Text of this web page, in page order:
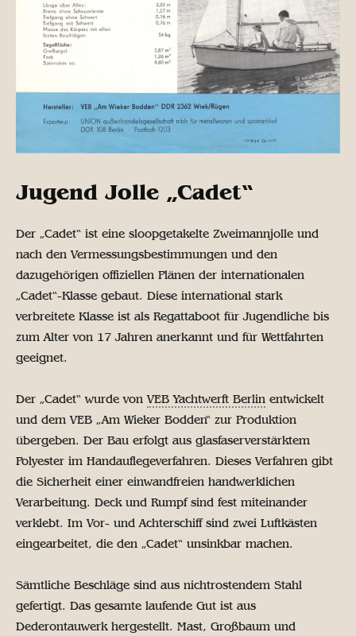
Jugend Jolle „Cadet“
Der „Cadet“ ist eine sloopgetakelte Zweimannjolle und
nach den Vermessungsbestimmungen und den
dazugehörigen offiziellen Plänen der internationalen
„Cadet“-Klasse gebaut. Diese international stark
verbreitete Klasse ist als Regattaboot für Jugendliche bis
zum Alter von 17 Jahren anerkannt und für Wettfahrten
geeignet.
Der „Cadet“ wurde vonVEB Yachtwerft Berlin entwickelt
und dem VEB „Am Wieker Bodden“ zur Produktion
übergeben. Der Bau erfolgt aus glasfaserverstärktem
Polyester im Handauflegeverfahren. Dieses Verfahren gibt
die Sicherheit einer einwandfreien handwerklichen
Verarbeitung. Deck und Rumpf sind fest miteinander
verklebt. Im Vor- und Achterschiff sind zwei Luftkästen
eingearbeitet, die den „Cadet“ unsinkbar machen.
Sämtliche Beschläge sind aus nichtrostendem Stahl
gefertigt. Das gesamte laufende Gut ist aus
Dederontauwerk hergestellt. Mast, Großbaum und